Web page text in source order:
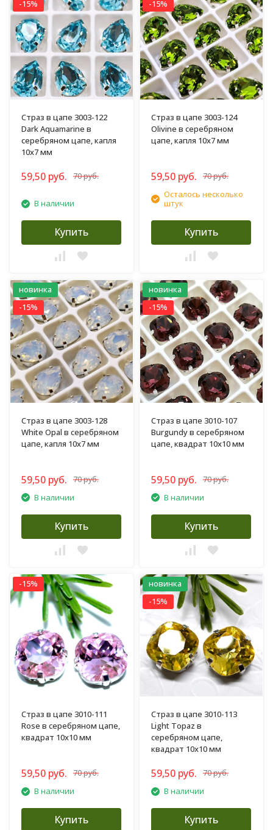
-15%
Страз в цапе 3003-122
Dark Aquamarine в
серебряном цапе, капля
10х7 мм
59,50 руб. 70 руб.
В наличии
Купить
-15%
Страз в цапе 3003-124
Olivine в серебряном
цапе, капля 10х7 мм
59,50 руб. 70 руб.
Осталось несколько
штук
Купить
новинка
-15%
Страз в цапе 3003-128
White Opal в серебряном
цапе, капля 10х7 мм
59,50 руб. 70 руб.
В наличии
Купить
новинка
-15%
Страз в цапе 3010-107
Burgundy в серебряном
цапе, квадрат 10х10 мм
59,50 руб. 70 руб.
В наличии
Купить
-15%
Страз в цапе 3010-111
Rose в серебряном цапе,
квадрат 10х10 мм
59,50 руб. 70 руб.
В наличии
Купить
новинка
-15%
Страз в цапе 3010-113
Light Topaz в
серебряном цапе,
квадрат 10х10 мм
59,50 руб. 70 руб.
В наличии
Купить